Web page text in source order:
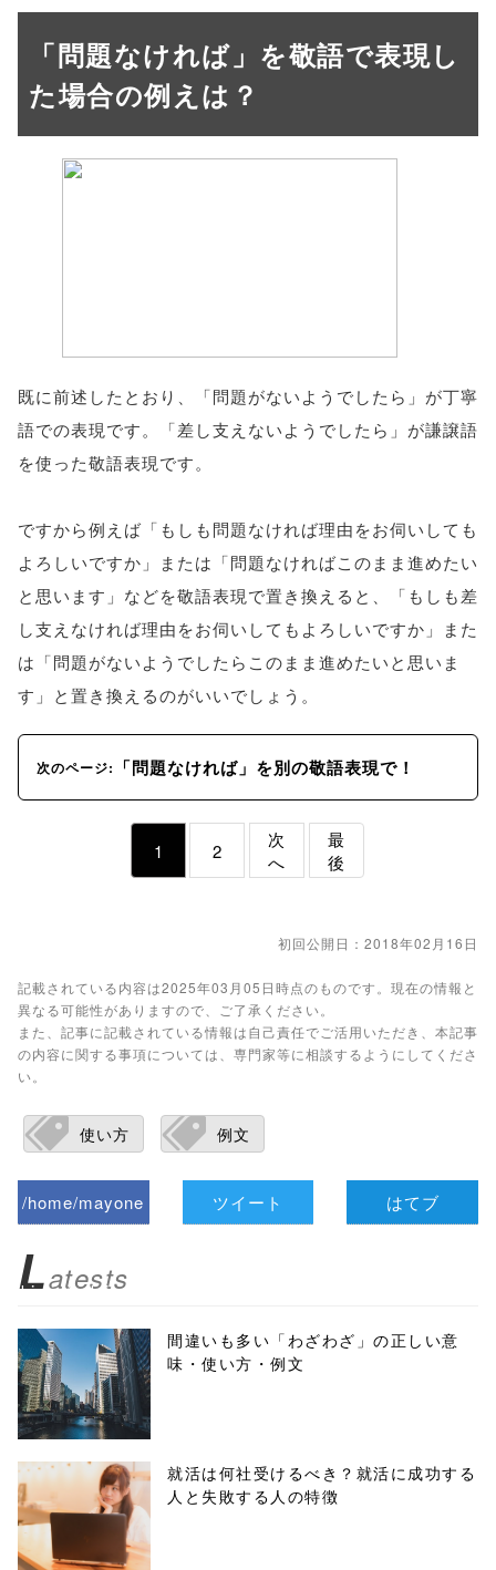
「問題なければ」を敬語で表現し
た場合の例えは？
既に前述したとおり、「問題がないようでしたら」が丁寧
語での表現です。「差し支えないようでしたら」が謙譲語
を使った敬語表現です。
ですから例えば「もしも問題なければ理由をお伺いしても
よろしいですか」または「問題なければこのまま進めたい
と思います」などを敬語表現で置き換えると、「もしも差
し支えなければ理由をお伺いしてもよろしいですか」また
は「問題がないようでしたらこのまま進めたいと思いま
す」と置き換えるのがいいでしょう。
次のページ: 「問題なければ」を別の敬語表現で！
1 2
次
へ
最
後
初回公開日：2018年02月16日
記載されている内容は2025年03月05日時点のものです。現在の情報と
異なる可能性がありますので、ご了承ください。
また、記事に記載されている情報は自己責任でご活用いただき、本記事
の内容に関する事項については、専門家等に相談するようにしてくださ
い。
使い方 例文
/home/mayone
biz.jp/public_ht
ml/wp-
content/themes
/tapbiz_theme/
parts/sns-
buttons.php on
line10
ツイート はてブ
Latests
間違いも多い「わざわざ」の正しい意
味・使い方・例文
就活は何社受けるべき？就活に成功する
人と失敗する人の特徴